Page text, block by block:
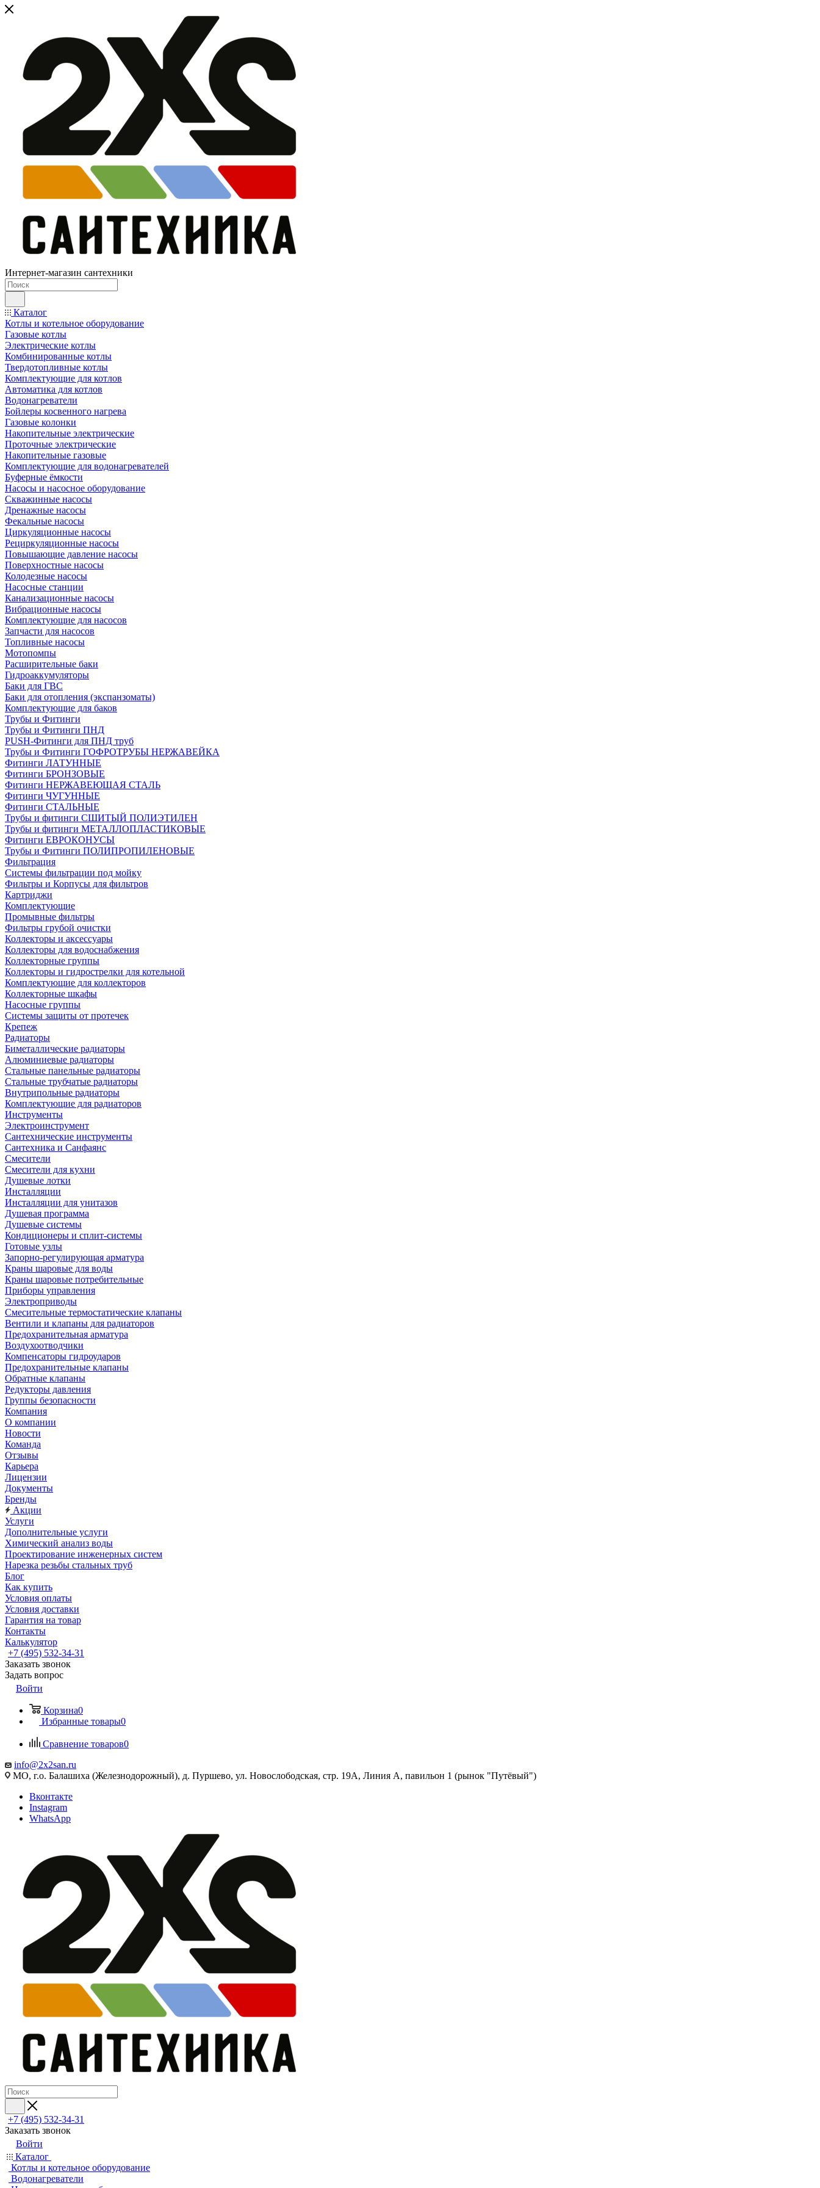
Интернет-магазин сантехники
Каталог
Котлы и котельное оборудование
Газовые котлы
Электрические котлы
Комбинированные котлы
Твердотопливные котлы
Комплектующие для котлов
Автоматика для котлов
Водонагреватели
Бойлеры косвенного нагрева
Газовые колонки
Накопительные электрические
Проточные электрические
Накопительные газовые
Комплектующие для водонагревателей
Буферные ёмкости
Насосы и насосное оборудование
Скважинные насосы
Дренажные насосы
Фекальные насосы
Циркуляционные насосы
Рециркуляционные насосы
Повышающие давление насосы
Поверхностные насосы
Колодезные насосы
Насосные станции
Канализационные насосы
Вибрационные насосы
Комплектующие для насосов
Запчасти для насосов
Топливные насосы
Мотопомпы
Расширительные баки
Гидроаккумуляторы
Баки для ГВС
Баки для отопления (экспанзоматы)
Комплектующие для баков
Трубы и Фитинги
Трубы и Фитинги ПНД
PUSH-Фитинги для ПНД труб
Трубы и Фитинги ГОФРОТРУБЫ НЕРЖАВЕЙКА
Фитинги ЛАТУННЫЕ
Фитинги БРОНЗОВЫЕ
Фитинги НЕРЖАВЕЮЩАЯ СТАЛЬ
Фитинги ЧУГУННЫЕ
Фитинги СТАЛЬНЫЕ
Трубы и фитинги СШИТЫЙ ПОЛИЭТИЛЕН
Трубы и фитинги МЕТАЛЛОПЛАСТИКОВЫЕ
Фитинги ЕВРОКОНУСЫ
Трубы и Фитинги ПОЛИПРОПИЛЕНОВЫЕ
Фильтрация
Системы фильтрации под мойку
Фильтры и Корпусы для фильтров
Картриджи
Комплектующие
Промывные фильтры
Фильтры грубой очистки
Коллекторы и аксессуары
Коллекторы для водоснабжения
Коллекторные группы
Коллекторы и гидрострелки для котельной
Комплектующие для коллекторов
Коллекторные шкафы
Насосные группы
Системы защиты от протечек
Крепеж
Радиаторы
Биметаллические радиаторы
Алюминиевые радиаторы
Стальные панельные радиаторы
Стальные трубчатые радиаторы
Внутрипольные радиаторы
Комплектующие для радиаторов
Инструменты
Электроинструмент
Сантехнические инструменты
Сантехника и Санфаянс
Смесители
Смесители для кухни
Душевые лотки
Инсталляции
Инсталляции для унитазов
Душевая программа
Душевые системы
Кондиционеры и сплит-системы
Готовые узлы
Запорно-регулирующая арматура
Краны шаровые для воды
Краны шаровые потребительные
Приборы управления
Электроприводы
Смесительные термостатические клапаны
Вентили и клапаны для радиаторов
Предохранительная арматура
Воздухоотводчики
Компенсаторы гидроударов
Предохранительные клапаны
Обратные клапаны
Редукторы давления
Группы безопасности
Компания
О компании
Новости
Команда
Отзывы
Карьера
Лицензии
Документы
Бренды
Акции
Услуги
Дополнительные услуги
Химический анализ воды
Проектирование инженерных систем
Нарезка резьбы стальных труб
Блог
Как купить
Условия оплаты
Условия доставки
Гарантия на товар
Контакты
Калькулятор
+7 (495) 532‑34‑31
Заказать звонок
Задать вопрос
Войти
Корзина0
Избранные товары0
Сравнение товаров0
info@2x2san.ru
МО, г.о. Балашиха (Железнодорожный), д. Пуршево, ул. Новослободская, стр. 19А, Линия А, павильон 1 (рынок "Путёвый")
Вконтакте
Instagram
WhatsApp
+7 (495) 532‑34‑31
Заказать звонок
Войти
Каталог
Котлы и котельное оборудование
Водонагреватели